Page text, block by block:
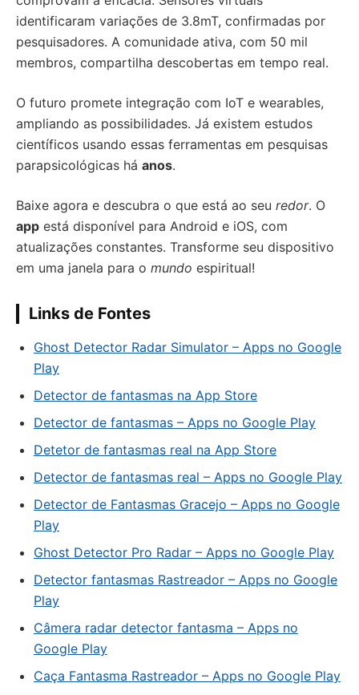
identificaram variações de 3.8mT, confirmadas por
pesquisadores. A comunidade ativa, com 50 mil
membros, compartilha descobertas em tempo real.
O futuro promete integração com IoT e wearables,
ampliando as possibilidades. Já existem estudos
científicos usando essas ferramentas em pesquisas
parapsicológicas há anos.
Baixe agora e descubra o que está ao seu redor. O
app está disponível para Android e iOS, com
atualizações constantes. Transforme seu dispositivo
em uma janela para o mundo espiritual!
Links de Fontes
Ghost Detector Radar Simulator – Apps no Google
Play
Detector de fantasmas na App Store
Detector de fantasmas – Apps no Google Play
Detetor de fantasmas real na App Store
Detector de fantasmas real – Apps no Google Play
Detector de Fantasmas Gracejo – Apps no Google
Play
Ghost Detector Pro Radar – Apps no Google Play
Detector fantasmas Rastreador – Apps no Google
Play
Câmera radar detector fantasma – Apps no
Google Play
Caça Fantasma Rastreador – Apps no Google Play